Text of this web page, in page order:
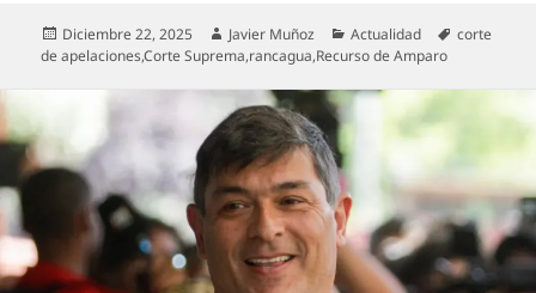
Publicado
el
Diciembre 22, 2025 Autor
Javier Muñoz Categorías
Actualidad Etiquetas
corte
de apelaciones,Corte Suprema,rancagua,Recurso de Amparo